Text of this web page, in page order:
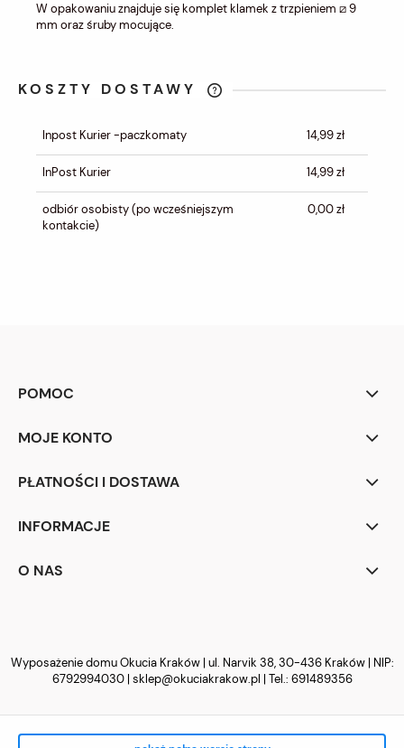
W opakowaniu znajduje się komplet klamek z trzpieniem ⧄ 9
mm oraz śruby mocujące.
KOSZTY DOSTAWY
Inpost Kurier -paczkomaty 14,99 zł
InPost Kurier 14,99 zł
odbiór osobisty(po wcześniejszym
kontakcie)
0,00 zł
POMOC
MOJE KONTO
PŁATNOŚCI I DOSTAWA
INFORMACJE
O NAS
Wyposażenie domu Okucia Kraków | ul. Narvik 38, 30-436 Kraków | NIP:
6792994030 | sklep@okuciakrakow.pl | Tel.: 691489356